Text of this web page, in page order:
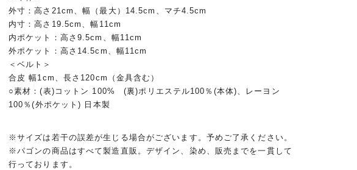
外寸：高さ21cm、幅（最大）14.5cm、マチ4.5cm
内寸：高さ19.5cm、幅11cm
内ポケット：高さ9.5cm、幅11cm
外ポケット：高さ14.5cm、幅11cm
＜ベルト＞
合皮 幅1cm、長さ120cm（金具含む）
○素材：(表)コットン 100% (裏)ポリエステル100％(本体)、レーヨン
100％(外ポケット) 日本製
※サイズは若干の誤差が生じる場合がございます。予めご了承ください。
※パゴンの商品はすべて製造直販。デザイン、染め、販売までを一貫して
行っております。